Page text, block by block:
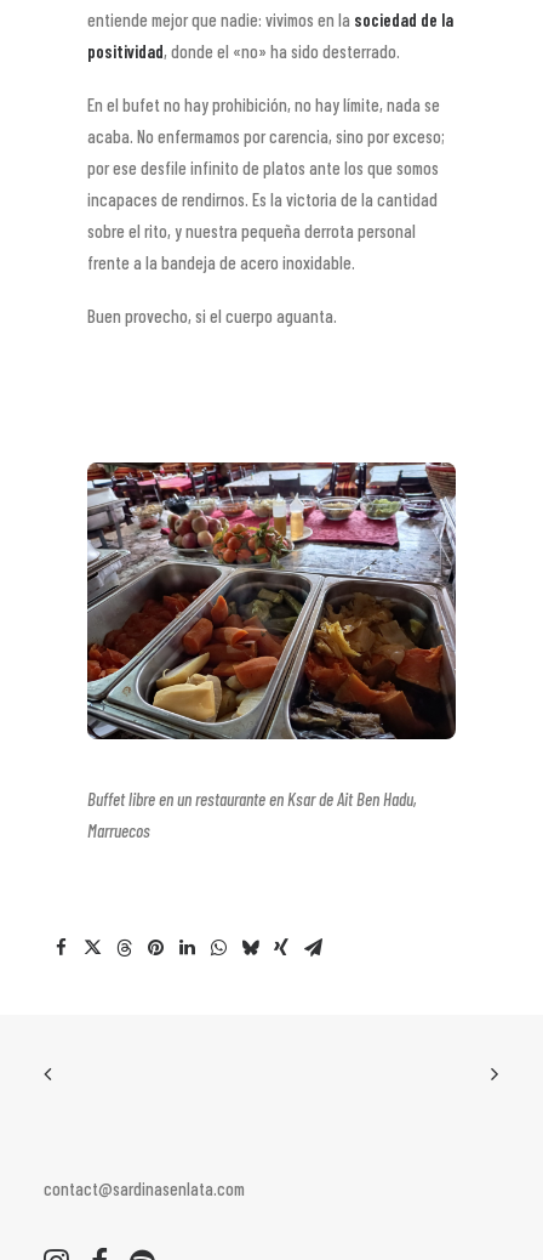
entiende mejor que nadie: vivimos en la sociedad de la
positividad, donde el «no» ha sido desterrado.
En el bufet no hay prohibición, no hay límite, nada se
acaba. No enfermamos por carencia, sino por exceso;
por ese desfile infinito de platos ante los que somos
incapaces de rendirnos. Es la victoria de la cantidad
sobre el rito, y nuestra pequeña derrota personal
frente a la bandeja de acero inoxidable.
Buen provecho, si el cuerpo aguanta.
Buffet libre en un restaurante en Ksar de Ait Ben Hadu,
Marruecos
contact@sardinasenlata.com